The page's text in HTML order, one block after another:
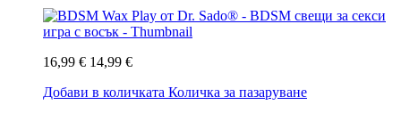
16,99 € 14,99 €
Добави в количката Количка за пазаруване